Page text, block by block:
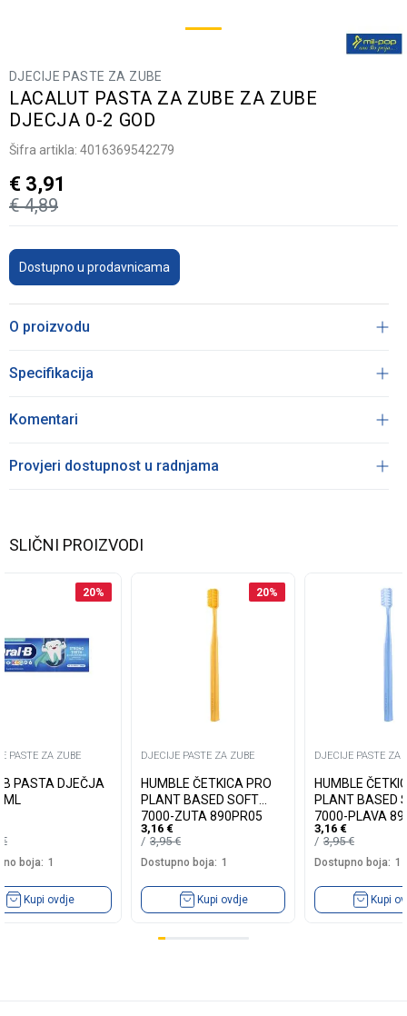
DJECIJE PASTE ZA ZUBE
LACALUT PASTA ZA ZUBE ZA ZUBE
DJECJA 0-2 GOD
Šifra artikla: 4016369542279
€ 4,89
€ 3,91
Dostupno u prodavnicama
O proizvodu
Specifikacija
Komentari
Provjeri dostupnost u radnjama
SLIČNI PROIZVODI
20%
PASTE ZA ZUBE
B PASTA DJEČJA
€
boja: 1
Kupi ovdje
20%
DJECIJE PASTE ZA ZUBE
HUMBLE ČETKICA PRO
PLANT BASED SOFT
7000-ZUTA 890PR05
3,16 €
3,95€
Dostupno boja: 1
Kupi ovdje
DJECIJE PASTE ZA
HUMBLE
PLANT BASED
7000-PLAVA
3,16 €
3,95€
Dostupno boja: 1
Kupi